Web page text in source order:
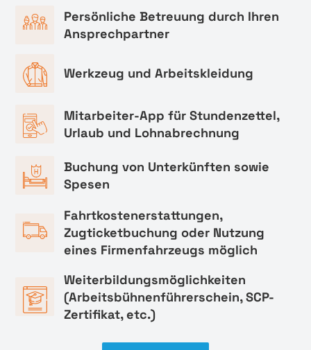
Persönliche Betreuung durch Ihren
Ansprechpartner
Werkzeug und Arbeitskleidung
Mitarbeiter-App für Stundenzettel,
Urlaub und Lohnabrechnung
Buchung von Unterkünften sowie
Spesen
Fahrtkostenerstattungen,
Zugticketbuchung oder Nutzung
eines Firmenfahrzeugs möglich
Weiterbildungsmöglichkeiten
(Arbeitsbühnenführerschein, SCP-
Zertifikat, etc.)